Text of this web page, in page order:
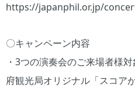
https://japanphil.or.jp/
〇キャンペーン内容
・3つの演奏会のご来場者様
府観光局オリジナル「スコア